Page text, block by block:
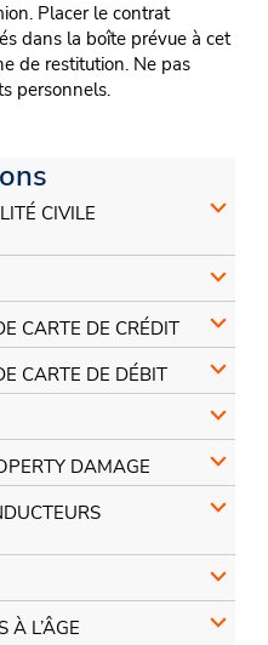
Placer le contrat
dans la boîte prévue à cet
de restitution. Ne pas
personnels.
CIVILE
CARTE DE CRÉDIT
CARTE DE DÉBIT
DAMAGE
À L’ÂGE